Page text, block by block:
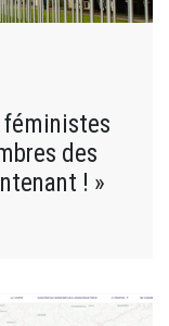
féministes
des
! »